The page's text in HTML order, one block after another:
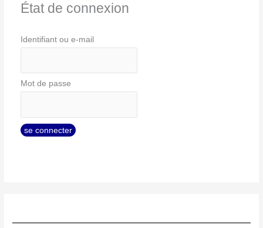
État de connexion
Identifiant ou e-mail
Mot de passe